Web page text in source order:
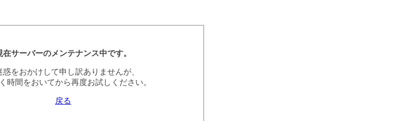
在サーバーのメンテナンス中です。
惑をおかけして申し訳ありませんが、
時間をおいてから再度お試しください。
戻る